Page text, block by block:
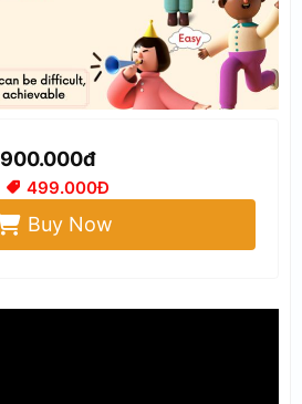
900.000đ
499.000Đ
Buy Now